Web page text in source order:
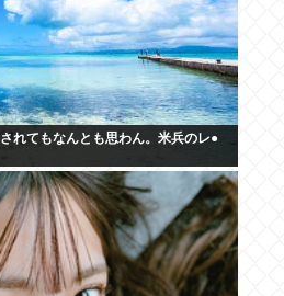
れてもなんとも思わん。米兵のレ●